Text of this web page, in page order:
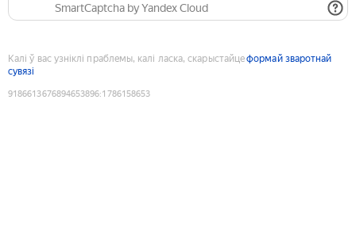
SmartCaptcha by Yandex Cloud
Калі ў вас узніклі праблемы, калі ласка, скарыстайцеформай зваротнай
сувязі
9186613676894653896:1786158653